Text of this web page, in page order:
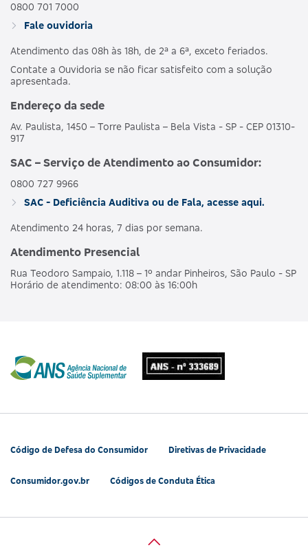
0800 701 7000
Fale ouvidoria
Atendimento das 08h às 18h, de 2ª a 6ª, exceto feriados.
Contate a Ouvidoria se não ficar satisfeito com a solução
apresentada.
Endereço da sede
Av. Paulista, 1450 – Torre Paulista – Bela Vista - SP - CEP 01310-
917
SAC – Serviço de Atendimento ao Consumidor:
0800 727 9966
SAC - Deficiência Auditiva ou de Fala, acesse aqui.
Atendimento 24 horas, 7 dias por semana.
Atendimento Presencial
Rua Teodoro Sampaio, 1.118 – 1º andar Pinheiros, São Paulo - SP
Horário de atendimento: 08:00 às 16:00h
Código de Defesa do Consumidor Diretivas de Privacidade
Consumidor.gov.br Códigos de Conduta Ética